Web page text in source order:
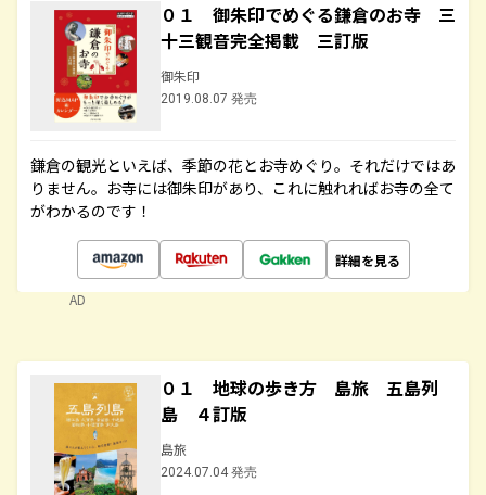
０１ 御朱印でめぐる鎌倉のお寺 三
十三観音完全掲載 三訂版
御朱印
2019.08.07 発売
鎌倉の観光といえば、季節の花とお寺めぐり。それだけではあ
りません。お寺には御朱印があり、これに触れればお寺の全て
がわかるのです！
詳細を見る
AD
０１ 地球の歩き方 島旅 五島列
島 ４訂版
島旅
2024.07.04 発売